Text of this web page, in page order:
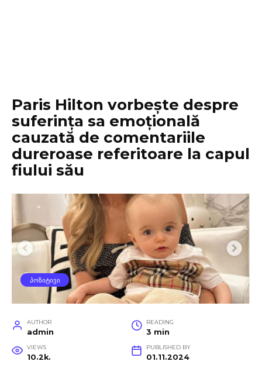
Paris Hilton vorbește despre
suferința sa emoțională
cauzată de comentariile
dureroase referitoare la capul
fiului său
ᲞᲝᲖᲘᲢᲘᲕᲘ
AUTHOR
admin
READING
3 min
VIEWS
10.2k.
PUBLISHED BY
01.11.2024